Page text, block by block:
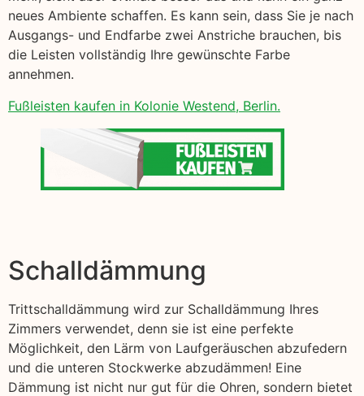
neues Ambiente schaffen. Es kann sein, dass Sie je nach
Ausgangs- und Endfarbe zwei Anstriche brauchen, bis
die Leisten vollständig Ihre gewünschte Farbe
annehmen.
Fußleisten kaufen in Kolonie Westend, Berlin.
Schalldämmung
Trittschalldämmung wird zur Schalldämmung Ihres
Zimmers verwendet, denn sie ist eine perfekte
Möglichkeit, den Lärm von Laufgeräuschen abzufedern
und die unteren Stockwerke abzudämmen! Eine
Dämmung ist nicht nur gut für die Ohren, sondern bietet